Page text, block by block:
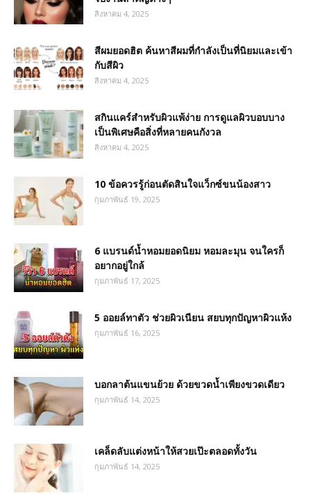
สิงหาคม 4, 2025
สีผมยอดฮิต ค้นหาสีผมที่กำลังเป็นที่นิยมและเข้า
กับสีผิว
สิงหาคม 4, 2025
สกินแคร์สำหรับผิวแพ้ง่าย การดูแลผิวบอบบาง
เป็นพิเศษคือสิ่งที่หลายคนกังวล
สิงหาคม 4, 2025
10 ข้อควรรู้ก่อนตัดสินใจแว็กซ์ขนน้องสาว
กุมภาพันธ์ 19, 2025
6 แบรนด์น้ำหอมยอดนิยม หอมละมุน จนใครก็
อยากอยู่ใกล้
กุมภาพันธ์ 17, 2025
5 ออยล์ทาตัว ช่วยผิวเนียน สยบทุกปัญหาผิวแห้ง
กุมภาพันธ์ 16, 2025
บอกลาต้นแขนย้วย ด้วยขวดน้ำเพียงขวดเดียว
กุมภาพันธ์ 14, 2025
เคล็ดลับแต่งหน้าให้สวยเป๊ะตลอดทั้งวัน
กุมภาพันธ์ 14, 2025